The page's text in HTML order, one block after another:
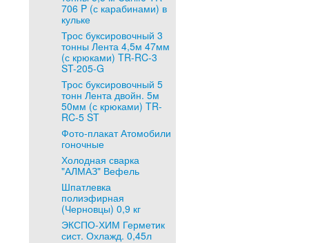
706 P (с карабинами) в
кульке
Трос буксировочный 3
тонны Лента 4,5м 47мм
(с крюками) TR-RC-3
ST-205-G
Трос буксировочный 5
тонн Лента двойн. 5м
50мм (с крюками) TR-
RC-5 ST
Фото-плакат Атомобили
гоночные
Холодная сварка
"АЛМАЗ" Вефель
Шпатлевка
полиэфирная
(Черновцы) 0,9 кг
ЭКСПО-ХИМ Герметик
сист. Охлажд. 0,45л